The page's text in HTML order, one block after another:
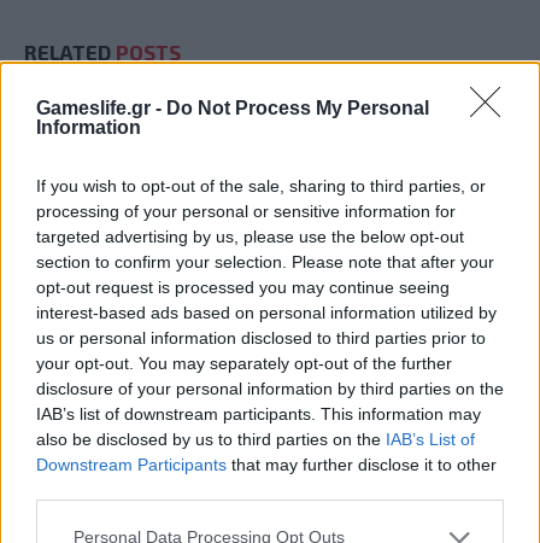
Gameslife.gr - Do Not Process My Personal
Information
If you wish to opt-out of the sale, sharing to third parties, or
processing of your personal or sensitive information for
targeted advertising by us, please use the below opt-out
section to confirm your selection. Please note that after your
opt-out request is processed you may continue seeing
interest-based ads based on personal information utilized by
us or personal information disclosed to third parties prior to
your opt-out. You may separately opt-out of the further
disclosure of your personal information by third parties on the
IAB’s list of downstream participants. This information may
also be disclosed by us to third parties on the IAB’s List of
Downstream Participants that may further disclose it to other
Personal Data Processing Opt Outs
RELATED POSTS
Summer Mode ON! Η LG μετατρέπει κάθε
στιγμή σε απόλυτη gaming εμπειρία!